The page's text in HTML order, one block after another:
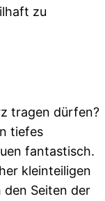
zu
tragen dürfen?
tiefes
fantastisch.
kleinteiligen
Seiten der